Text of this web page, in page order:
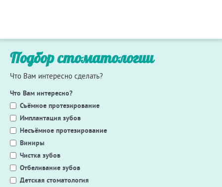
Подбор стоматологии
Что Вам интересно сделать?
Что Вам интересно?
Съёмное протезирование
Имплантация зубов
Несъёмное протезирование
Виниры
Чистка зубов
Отбеливание зубов
Детская стоматология